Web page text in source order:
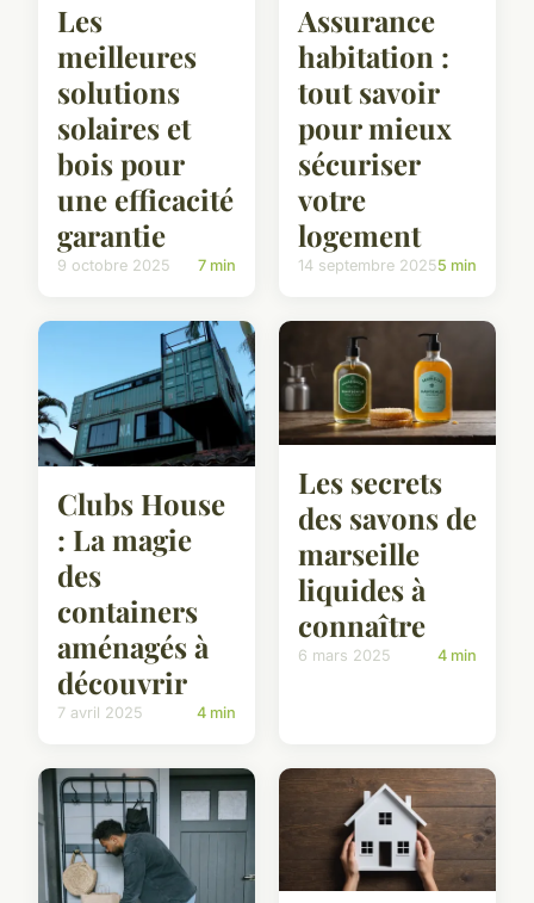
Les
meilleures
solutions
solaires et
bois pour
une efficacité
garantie
9 octobre 2025 7 min
Assurance
habitation :
tout savoir
pour mieux
sécuriser
votre
logement
14 septembre 20255 min
Clubs House
: La magie
des
containers
aménagés à
découvrir
7 avril 2025 4 min
Les secrets
des savons de
marseille
liquides à
connaître
6 mars 2025 4 min